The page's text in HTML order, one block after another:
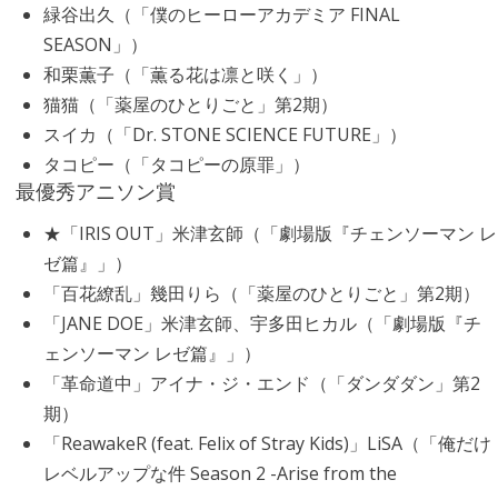
緑谷出久（「僕のヒーローアカデミア FINAL
SEASON」）
和栗薫子（「薫る花は凛と咲く」）
猫猫（「薬屋のひとりごと」第2期）
スイカ（「Dr. STONE SCIENCE FUTURE」）
タコピー（「タコピーの原罪」）
最優秀アニソン賞
★「IRIS OUT」米津玄師（「劇場版『チェンソーマン レ
ゼ篇』」）
「百花繚乱」幾田りら（「薬屋のひとりごと」第2期）
「JANE DOE」米津玄師、宇多田ヒカル（「劇場版『チ
ェンソーマン レゼ篇』」）
「革命道中」アイナ・ジ・エンド（「ダンダダン」第2
期）
「ReawakeR (feat. Felix of Stray Kids)」LiSA（「俺だけ
レベルアップな件 Season 2 -Arise from the